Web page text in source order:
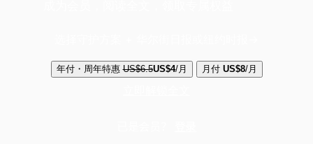
年付・周年特惠 US$6.5US$4/月 月付 US$8/月